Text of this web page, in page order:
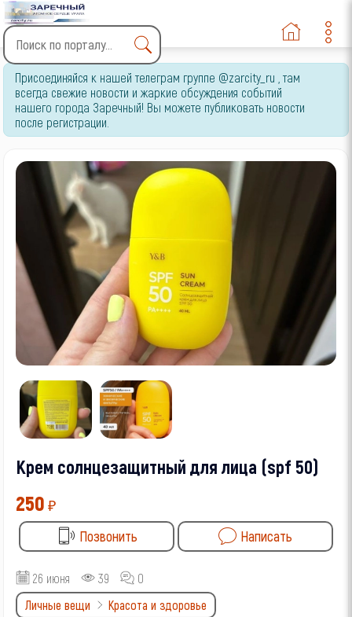
Type 2 or more characters
for results.
Присоединяйся к нашей телеграм группе @zarcity_ru , там
всегда свежие новости и жаркие обсуждения событий
нашего города Заречный! Вы можете публиковать новости
после регистрации.
Крем солнцезащитный для лица (spf 50)
250 ₽
Позвонить
Написать
26 июня 39
0
Личные вещи
Красота и здоровье